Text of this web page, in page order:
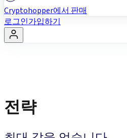
Cryptohopper에서 판매
로그인가입하기
전략